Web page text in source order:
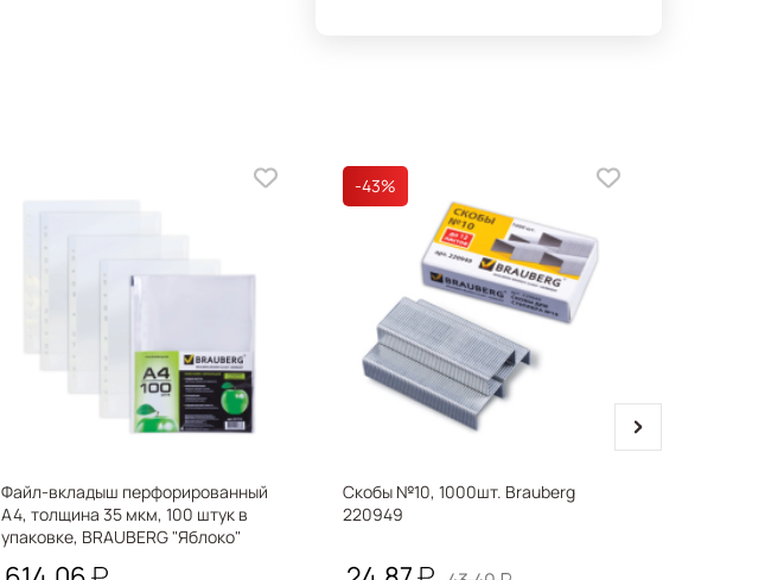
Файл-вкладыш перфорированный
А4, толщина 35 мкм, 100 штук в
упаковке, BRAUBERG "Яблоко"
-43%
Скобы №10, 1000шт. Brauberg
220949
next